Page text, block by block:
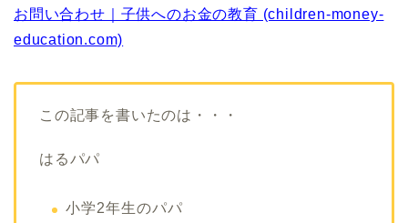
お問い合わせ｜子供へのお金の教育 (children-money-
education.com)
この記事を書いたのは・・・
はるパパ
小学2年生のパパ